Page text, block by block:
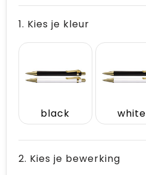
1. Kies je kleur
black white
2. Kies je bewerking